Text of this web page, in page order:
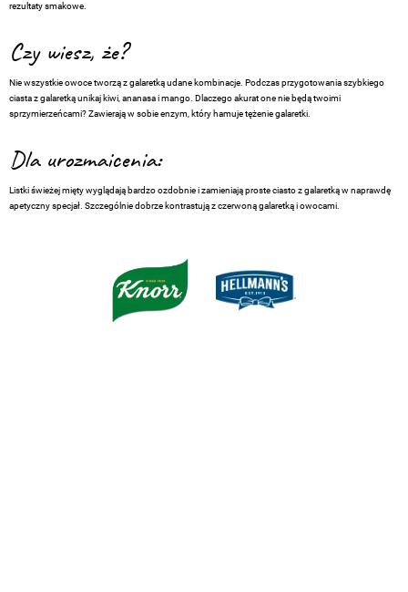
rezultaty smakowe.
Czy wiesz, że?
Nie wszystkie owoce tworzą z galaretką udane kombinacje. Podczas przygotowania szybkiego
ciasta z galaretką unikaj kiwi, ananasa i mango. Dlaczego akurat one nie będą twoimi
sprzymierzeńcami? Zawierają w sobie enzym, który hamuje tężenie galaretki.
Dla urozmaicenia:
Listki świeżej mięty wyglądają bardzo ozdobnie i zamieniają proste ciasto z galaretką w naprawdę
apetyczny specjał. Szczególnie dobrze kontrastują z czerwoną galaretką i owocami.